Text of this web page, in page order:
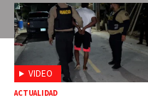
VIDEO
ACTUALIDAD